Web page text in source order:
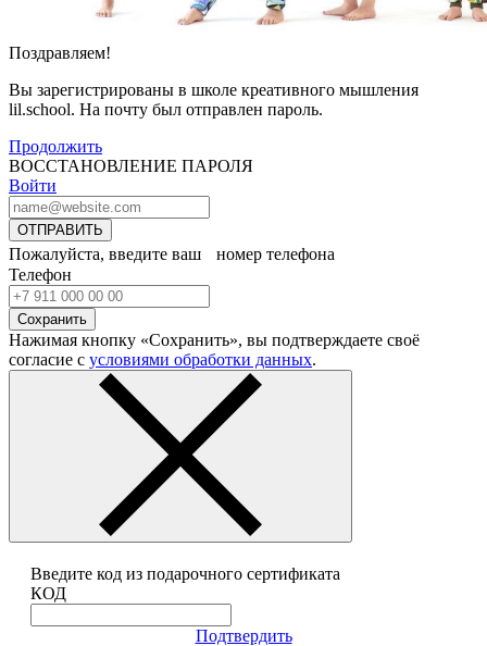
Поздравляем!
Вы зарегистрированы в школе креативного мышления
lil.school. На почту был отправлен пароль.
Продолжить
ВОССТАНОВЛЕНИЕ ПАРОЛЯ
Войти
ОТПРАВИТЬ
Пожалуйста, введите ваш номер телефона
Телефон
Сохранить
Нажимая кнопку «Сохранить», вы подтверждаете своё
согласие с условиями обработки данных.
Введите код из подарочного сертификата
КОД
Подтвердить